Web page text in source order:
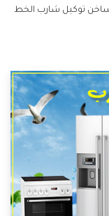
توكيل شارب الخط